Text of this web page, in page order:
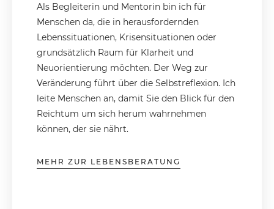
Als Begleiterin und Mentorin bin ich für
Menschen da, die in herausfordernden
Lebenssituationen, Krisensituationen oder
grundsätzlich Raum für Klarheit und
Neuorientierung möchten. Der Weg zur
Veränderung führt über die Selbstreflexion. Ich
leite Menschen an, damit Sie den Blick für den
Reichtum um sich herum wahrnehmen
können, der sie nährt.
MEHR ZUR LEBENSBERATUNG